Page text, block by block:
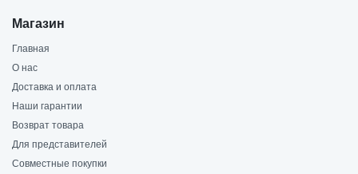
Магазин
Главная
О нас
Доставка и оплата
Наши гарантии
Возврат товара
Для представителей
Совместные покупки